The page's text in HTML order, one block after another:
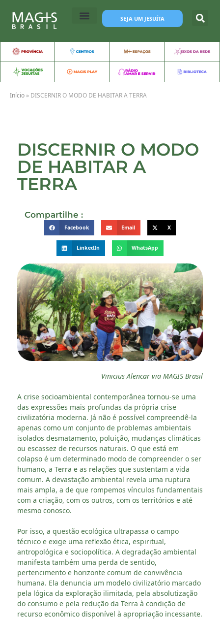
SEJA UM JESUÍTA
Início » DISCERNIR O MODO DE HABITAR A TERRA
DISCERNIR O MODO
DE HABITAR A
TERRA
Compartilhe :
Facebook Email X
LinkedIn WhatsApp
Vinicius Alencar via MAGIS Brasil
A crise socioambiental contemporânea tornou-se uma
das expressões mais profundas da própria crise
civilizatória moderna. Já não é possível compreendê-la
apenas como um conjunto de problemas ambientais
isolados desmatamento, poluição, mudanças climáticas
ou escassez de recursos naturais. O que está em
colapso é um determinado modo de compreender o ser
humano, a Terra e as relações que sustentam a vida
comum. A devastação ambiental revela uma ruptura
mais ampla, a de que rompemos vínculos fundamentais
com a criação, com os outros, com os territórios e até
mesmo conosco.
Por isso, a questão ecológica ultrapassa o campo
técnico e exige uma reflexão ética, espiritual,
antropológica e sociopolítica. A degradação ambiental
manifesta também uma perda de sentido,
pertencimento e horizonte comum de convivência
humana. Ela denuncia um modelo civilizatório marcado
pela lógica da exploração ilimitada, pela absolutização
do consumo e pela redução da Terra à condição de
recurso econômico disponível à apropriação incessante.